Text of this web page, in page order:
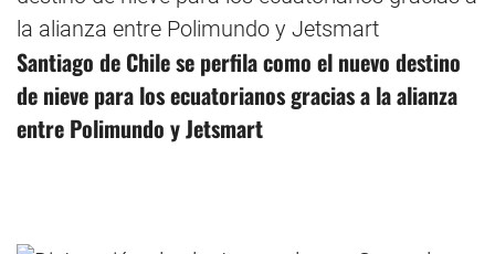
Santiago de Chile se perfila como el nuevo destino
de nieve para los ecuatorianos gracias a la alianza
entre Polimundo y Jetsmart